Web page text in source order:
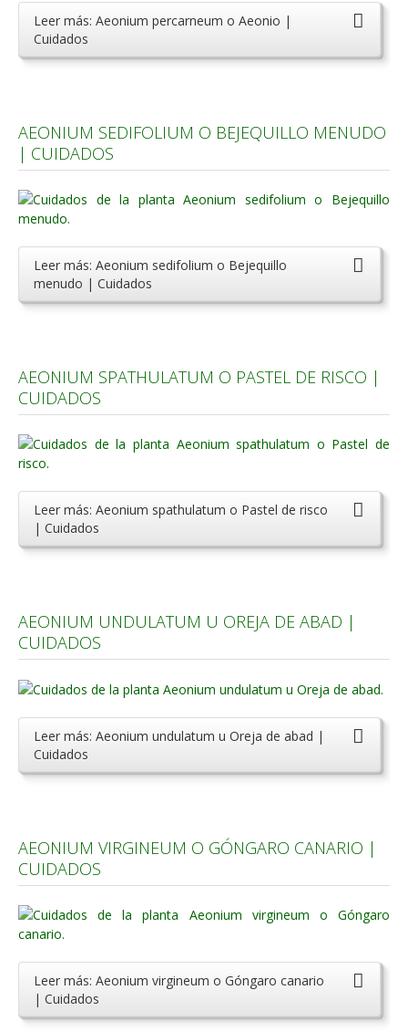
Leer más: Aeonium percarneum o Aeonio |
Cuidados
AEONIUM SEDIFOLIUM O BEJEQUILLO MENUDO
| CUIDADOS
Leer más: Aeonium sedifolium o Bejequillo
menudo | Cuidados
AEONIUM SPATHULATUM O PASTEL DE RISCO |
CUIDADOS
Leer más: Aeonium spathulatum o Pastel de risco
| Cuidados
AEONIUM UNDULATUM U OREJA DE ABAD |
CUIDADOS
Leer más: Aeonium undulatum u Oreja de abad |
Cuidados
AEONIUM VIRGINEUM O GÓNGARO CANARIO |
CUIDADOS
Leer más: Aeonium virgineum o Góngaro canario
| Cuidados